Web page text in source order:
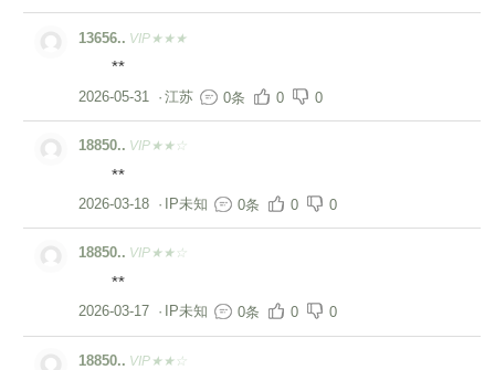
13656.. VIP★★★
**
2026-05-31 · 江苏 0条 0 0
18850.. VIP★★☆
**
2026-03-18 · IP未知 0条 0 0
18850.. VIP★★☆
**
2026-03-17 · IP未知 0条 0 0
18850.. VIP★★☆